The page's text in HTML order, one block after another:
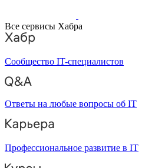
Все сервисы Хабра
Сообщество IT-специалистов
Ответы на любые вопросы об IT
Профессиональное развитие в IT